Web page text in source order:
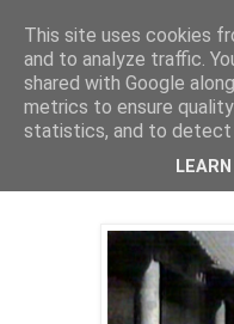
Plaza del Grano
This site uses cookies
and to analyze traffic.
shared with Google
metrics to ensure
statistics, and to detect